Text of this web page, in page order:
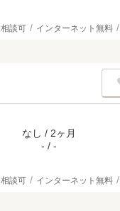
談可 インターネット無料
なし / 2ヶ月
- / -
談可 インターネット無料